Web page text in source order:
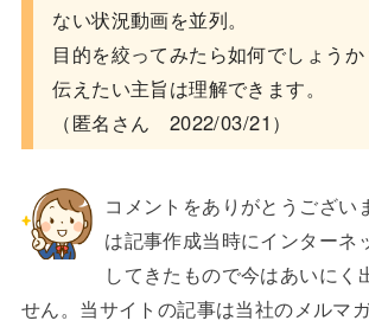
ない状況動画を並列。
目的を絞ってみたら如何でしょうか
伝えたい主旨は理解できます。
（匿名さん 2022/03/21）
コメントをありがとうござい
は記事作成当時にインターネ
してきたもので今はあいにく
せん。当サイトの記事は当社のメルマ